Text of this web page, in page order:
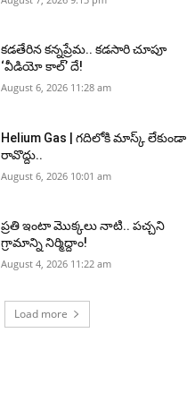
కడతేరిన కన్నప్రేమ.. కడసారి చూపూ
‘వీడియో కాల్’ దే!
August 6, 2026 11:28 am
Helium Gas | గదిలోకి మాస్క్ లేకుండా
రావొద్దు..
August 6, 2026 10:01 am
ప్రతి ఇంటా మొక్కలు నాటి.. పచ్చని
గ్రామాన్ని నిర్మిద్దాం!
August 4, 2026 11:22 am
Load more